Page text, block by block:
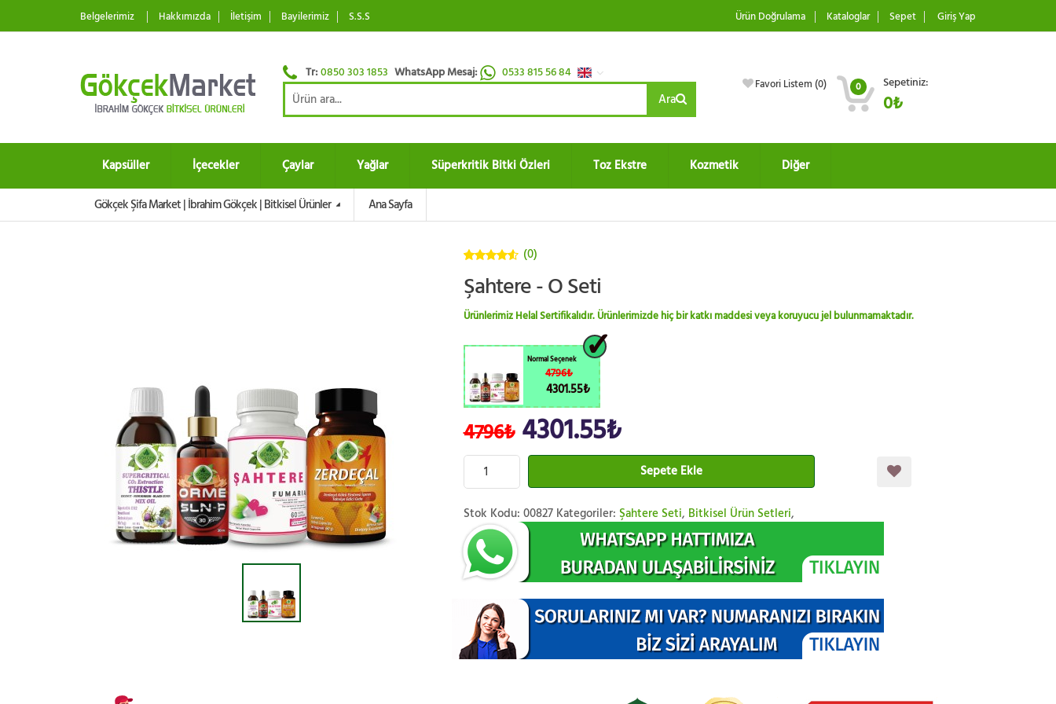
Belgelerimiz Hakkımızda İletişim Bayilerimiz S.S.S Ürün Doğrulama Kataloglar Sepet Giriş Yap
Tr:0850 303 1853 WhatsApp Mesaj: 0533 815 56 84
Ara
Favori Listem (0) 0 Sepetiniz:
0₺
Kapsüller İçecekler Çaylar Yağlar Süperkritik Bitki Özleri Toz Ekstre Kozmetik Diğer
Gökçek Şifa Market | İbrahim Gökçek | Bitkisel Ürünler Ana Sayfa
üzerinden
(0)
Şahtere - O Seti
Ürünlerimiz Helal Sertifikalıdır. Ürünlerimizde hiç bir katkı maddesi veya koruyucu jel bulunmamaktadır.
Normal Seçenek
4796₺
4301.55₺
4796₺4301.55₺
Sepete Ekle
Stok Kodu: 00827 Kategoriler: Şahtere Seti, Bitkisel Ürün Setleri,